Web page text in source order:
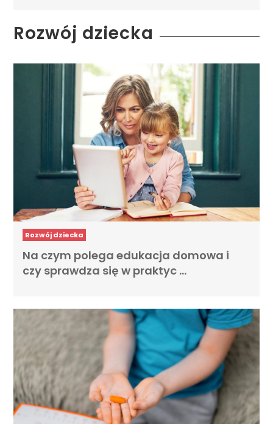
Rozwój dziecka
Rozwój dziecka
Na czym polega edukacja domowa i
czy sprawdza się w praktyc …